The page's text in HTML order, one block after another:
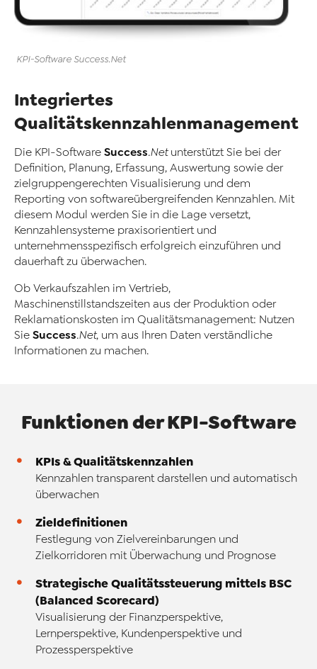
KPI-Software Success.Net
Integriertes
Qualitätskennzahlenmanagement
Die KPI-Software Success.Netunterstützt Sie bei der
Definition, Planung, Erfassung, Auswertung sowie der
zielgruppengerechten Visualisierung und dem
Reporting von softwareübergreifenden Kennzahlen. Mit
diesem Modul werden Sie in die Lage versetzt,
Kennzahlensysteme praxisorientiert und
unternehmensspezifisch erfolgreich einzuführen und
dauerhaft zu überwachen.
Ob Verkaufszahlen im Vertrieb,
Maschinenstillstandszeiten aus der Produktion oder
Reklamationskosten im Qualitätsmanagement: Nutzen
Sie Success.Net, um aus Ihren Daten verständliche
Informationen zu machen.
Funktionen der KPI-Software
KPIs & Qualitätskennzahlen
Kennzahlen transparent darstellen und automatisch
überwachen
Zieldefinitionen
Festlegung von Zielvereinbarungen und
Zielkorridoren mit Überwachung und Prognose
Strategische Qualitätssteuerung mittels BSC
(Balanced Scorecard)
Visualisierung der Finanzperspektive,
Lernperspektive, Kundenperspektive und
Prozessperspektive